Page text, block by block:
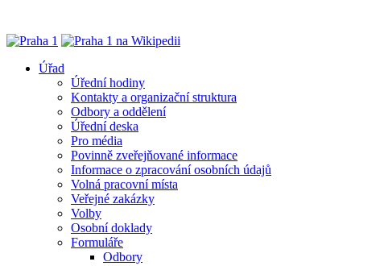
Úřad
Úřední hodiny
Kontakty a organizační struktura
Odbory a oddělení
Úřední deska
Pro média
Povinně zveřejňované informace
Informace o zpracování osobních údajů
Volná pracovní místa
Veřejné zakázky
Volby
Osobní doklady
Formuláře
Odbory